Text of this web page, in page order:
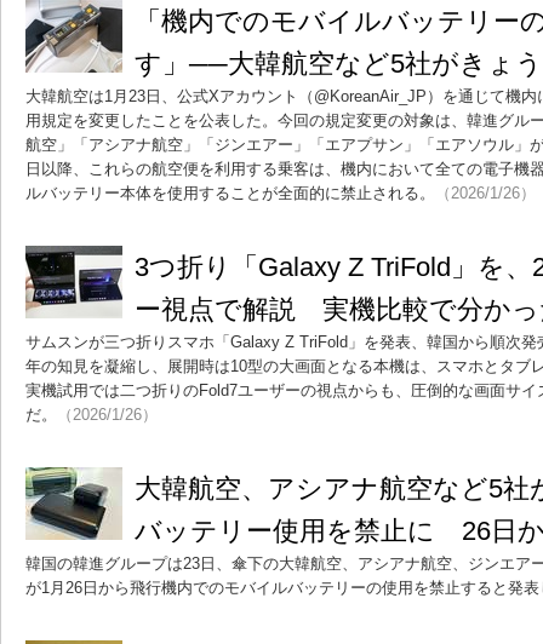
「機内でのモバイルバッテリー
す」──大韓航空など5社がきょ
大韓航空は1月23日、公式Xアカウント（@KoreanAir_JP）を通じて機
用規定を変更したことを公表した。今回の規定変更の対象は、韓進グル
航空」「アシアナ航空」「ジンエアー」「エアプサン」「エアソウル」
日以降、これらの航空便を利用する乗客は、機内において全ての電子機
ルバッテリー本体を使用することが全面的に禁止される。
（2026/1/26）
3つ折り「Galaxy Z TriFold」を
ー視点で解説 実機比較で分か
サムスンが三つ折りスマホ「Galaxy Z TriFold」を発表、韓国から順次
年の知見を凝縮し、展開時は10型の大画面となる本機は、スマホとタブ
実機試用では二つ折りのFold7ユーザーの視点からも、圧倒的な画面サ
だ。
（2026/1/26）
大韓航空、アシアナ航空など5
バッテリー使用を禁止に 26日
韓国の韓進グループは23日、傘下の大韓航空、アシアナ航空、ジンエア
が1月26日から飛行機内でのモバイルバッテリーの使用を禁止すると発